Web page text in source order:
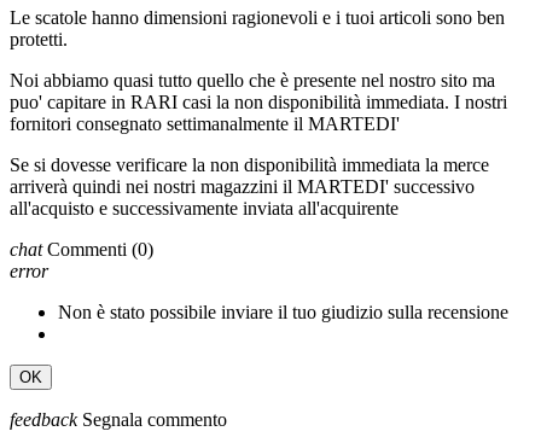
Le scatole hanno dimensioni ragionevoli e i tuoi articoli sono ben
protetti.
Noi abbiamo quasi tutto quello che è presente nel nostro sito ma
puo' capitare in RARI casi la non disponibilità immediata. I nostri
fornitori consegnato settimanalmente il MARTEDI'
Se si dovesse verificare la non disponibilità immediata la merce
arriverà quindi nei nostri magazzini il MARTEDI' successivo
all'acquisto e successivamente inviata all'acquirente
chat Commenti (0)
error
Non è stato possibile inviare il tuo giudizio sulla recensione
OK
feedback Segnala commento